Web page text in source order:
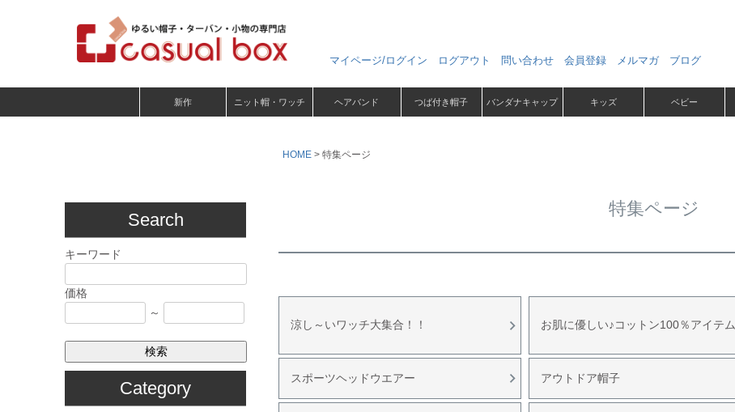
マイページ/ログイン ログアウト 問い合わせ 会員登録 メルマガ ブログ
新作 ニット帽・ワッチ ヘアバンド つば付き帽子 バンダナキャップ キッズ ベビー
Search
キーワード
価格
～
検索
Category
HOME 特集ページ
特集ページ
涼し～いワッチ大集合！！ お肌に優しい♪コットン100％アイテム
スポーツヘッドウエアー アウトドア帽子